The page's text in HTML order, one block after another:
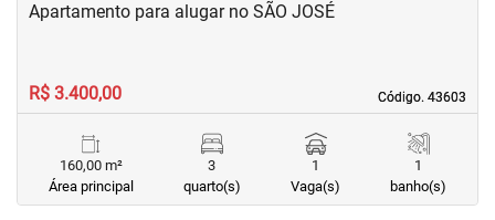
Código. 43603
Código. 43603
Apartamento para alugar no SÃO JOSÉ
R$ 3.400,00
160,00 m²
Área principal
3
quarto(s)
1
Vaga(s)
1
banho(s)